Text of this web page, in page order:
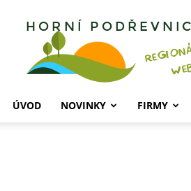
Horní
ÚVOD NOVINKY FIRMY